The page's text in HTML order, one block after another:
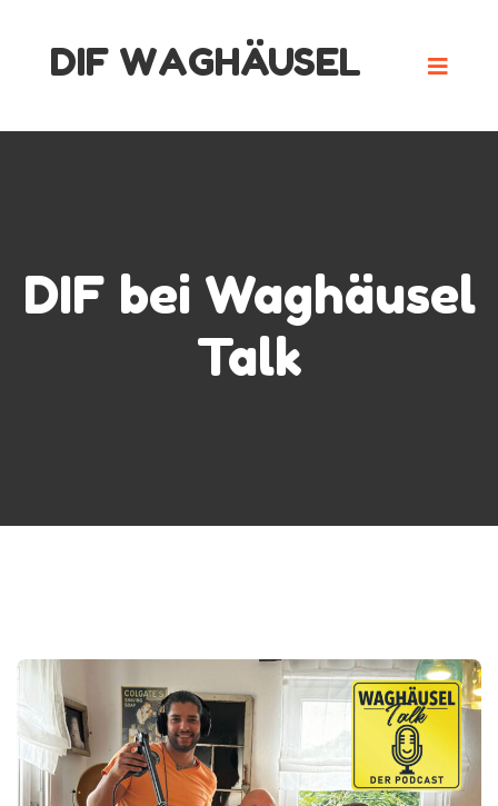
DIF WAGHÄUSEL
DIF bei Waghäusel
Talk